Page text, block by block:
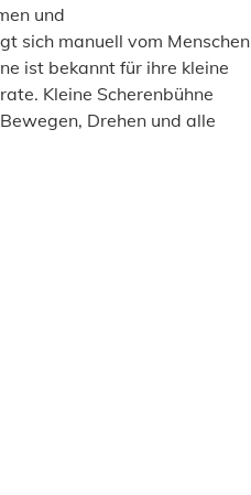
und
sich manuell vom Menschen
ist bekannt für ihre kleine
Kleine Scherenbühne
Drehen und alle